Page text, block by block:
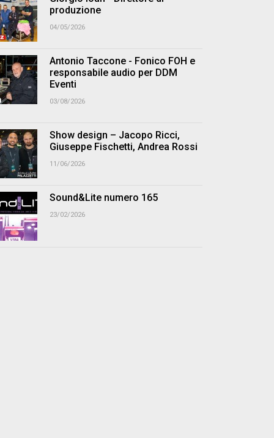
produzione
04/05/2026
Antonio Taccone - Fonico FOH e
responsabile audio per DDM
Eventi
03/08/2026
Show design – Jacopo Ricci,
Giuseppe Fischetti, Andrea Rossi
11/06/2026
Sound&Lite numero 165
23/02/2026